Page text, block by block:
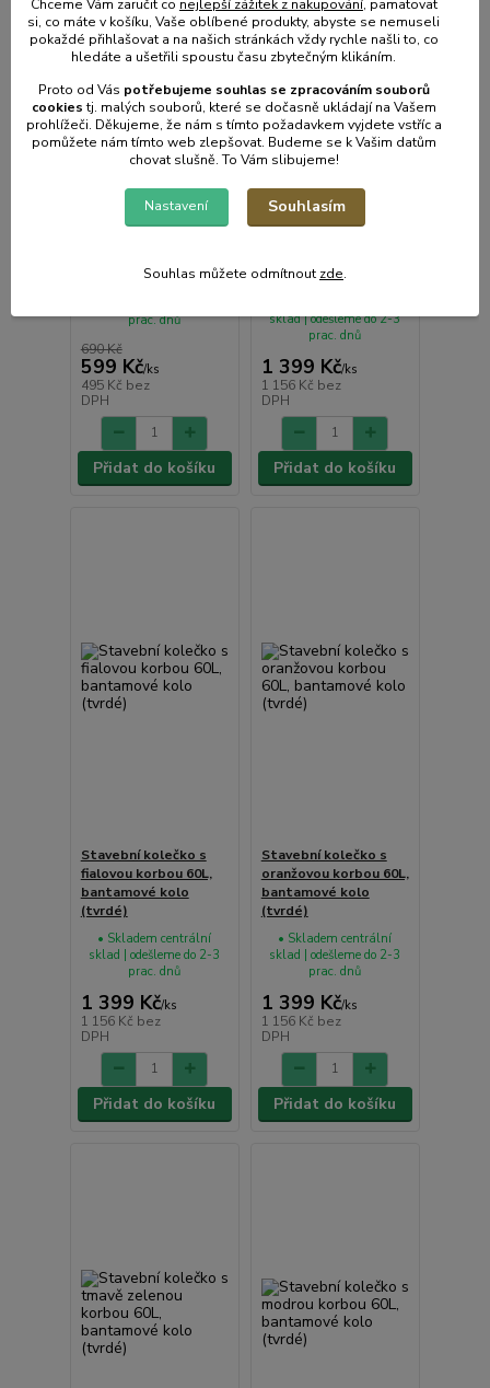
Náhradní korba 60L,
690 Kč
599 Kč/ks
495 Kč bez
DPH
prac. dnů
Přidat do košíku
Stavební kolečko s
(tvrdé)
1 399 Kč/ks
1 156 Kč bez
DPH
sklad | odešleme do 2-3
prac. dnů
Přidat do košíku
Stavební kolečko s
fialovou korbou 60L,
bantamové kolo
(tvrdé)
1 399 Kč/ks
1 156 Kč bez
DPH
• Skladem centrální
sklad | odešleme do 2-3
prac. dnů
Přidat do košíku
Stavební kolečko s
oranžovou korbou 60L,
bantamové kolo
(tvrdé)
1 399 Kč/ks
1 156 Kč bez
DPH
• Skladem centrální
sklad | odešleme do 2-3
prac. dnů
Přidat do košíku
Chceme Vám zaručit co nejlepší zážitek z nakupování, pamatovat
si, co máte v košíku, Vaše oblíbené produkty, abyste se nemuseli
pokaždé přihlašovat a na našich stránkách vždy rychle našli to, co
hledáte a ušetřili spoustu času zbytečným klikáním.
Proto od Vás potřebujeme souhlas se zpracováním souborů
cookiestj. malých souborů, které se dočasně ukládají na Vašem
prohlížeči. Děkujeme, že nám s tímto požadavkem vyjdete vstříc a
pomůžete nám tímto web zlepšovat. Budeme se k Vašim datům
chovat slušně. To Vám slibujeme!
Nastavení Souhlasím
Souhlas můžete odmítnout zde.